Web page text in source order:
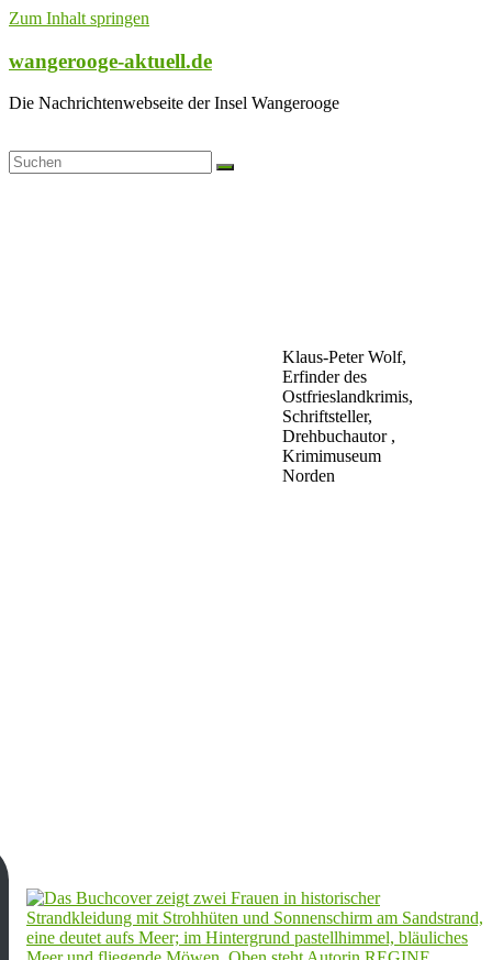
Zum Inhalt springen
wangerooge-aktuell.de
Die Nachrichtenwebseite der Insel Wangerooge
Klaus-Peter Wolf,
Erfinder des
Ostfrieslandkrimis,
Schriftsteller,
Drehbuchautor ,
Krimimuseum
Norden